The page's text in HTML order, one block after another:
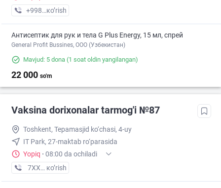
+998 (77) XXX-XX-XX
кo’rish
Антисептик для рук и тела G Plus Energy, 15 мл, спрей
General Profit Bussines, ООО (Узбекистан)
Mavjud: 5 dona (1 soat oldin yangilangan)
22 000 so'm
Vaksina dorixonalar tarmog'i №87
Toshkent, Tepamasjid ko‘chasi, 4-uy
IT Park, 27-maktab ro‘parasida
Yopiq · 08:00 da ochiladi
7XXXXXXX
кo’rish